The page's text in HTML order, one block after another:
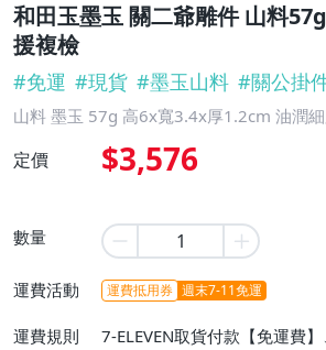
和田玉墨玉 關二爺雕件 山料
援複檢
#免運 #現貨 #墨玉山料 #關公掛
山料 墨玉 57g 高6x寬3.4x厚1.2cm 油潤
定價 $3,576
數量
運費活動 運費抵用券 週末7-11免運
運費規則
7-ELEVEN取貨付款【免運費